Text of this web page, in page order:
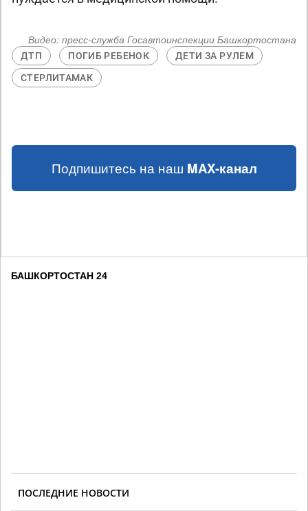
Видео: пресс-служба Госавтоинспекции Башкортостана
ДТП ПОГИБ РЕБЕНОК
ДЕТИ ЗА РУЛЕМ
СТЕРЛИТАМАК
Подпишитесь на наш MAX-канал
БАШКОРТОСТАН 24
ПОСЛЕДНИЕ НОВОСТИ